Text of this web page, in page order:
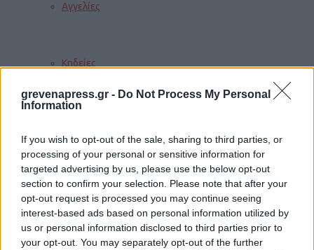
grevenapress.gr - Do Not Process My Personal
Information
If you wish to opt-out of the sale, sharing to third parties, or
processing of your personal or sensitive information for
targeted advertising by us, please use the below opt-out
section to confirm your selection. Please note that after your
opt-out request is processed you may continue seeing
interest-based ads based on personal information utilized by
us or personal information disclosed to third parties prior to
your opt-out. You may separately opt-out of the further
Αγγελίες
Κηδείες
Φαρμακεία
Φωτιές